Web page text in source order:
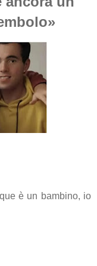
è un bambino, io